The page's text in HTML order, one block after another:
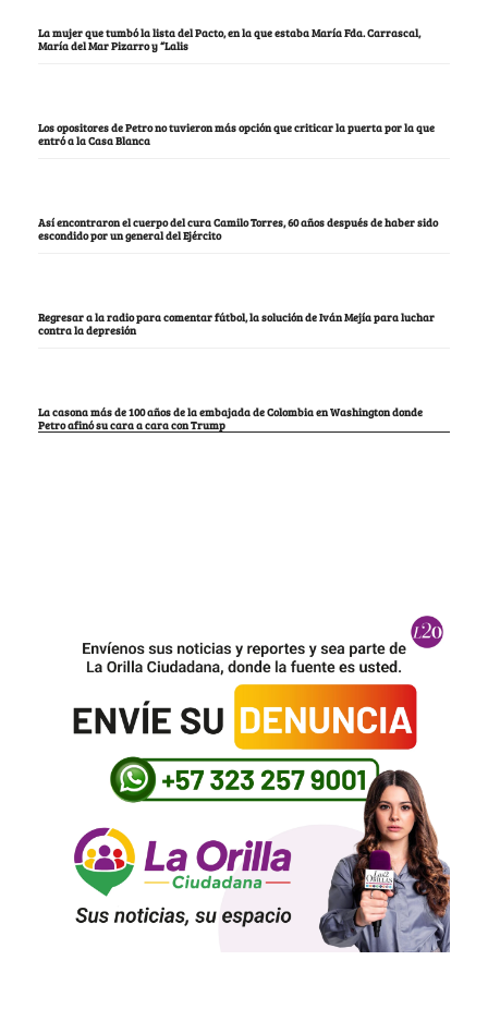
La mujer que tumbó la lista del Pacto, en la que estaba María Fda. Carrascal,
María del Mar Pizarro y “Lalis
Los opositores de Petro no tuvieron más opción que criticar la puerta por la que
entró a la Casa Blanca
Así encontraron el cuerpo del cura Camilo Torres, 60 años después de haber sido
escondido por un general del Ejército
Regresar a la radio para comentar fútbol, la solución de Iván Mejía para luchar
contra la depresión
La casona más de 100 años de la embajada de Colombia en Washington donde
Petro afinó su cara a cara con Trump